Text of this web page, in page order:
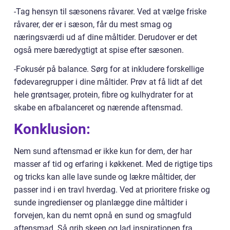
-Tag hensyn til sæsonens råvarer. Ved at vælge friske
råvarer, der er i sæson, får du mest smag og
næringsværdi ud af dine måltider. Derudover er det
også mere bæredygtigt at spise efter sæsonen.
-Fokusér på balance. Sørg for at inkludere forskellige
fødevaregrupper i dine måltider. Prøv at få lidt af det
hele grøntsager, protein, fibre og kulhydrater for at
skabe en afbalanceret og nærende aftensmad.
Konklusion:
Nem sund aftensmad er ikke kun for dem, der har
masser af tid og erfaring i køkkenet. Med de rigtige tips
og tricks kan alle lave sunde og lækre måltider, der
passer ind i en travl hverdag. Ved at prioritere friske og
sunde ingredienser og planlægge dine måltider i
forvejen, kan du nemt opnå en sund og smagfuld